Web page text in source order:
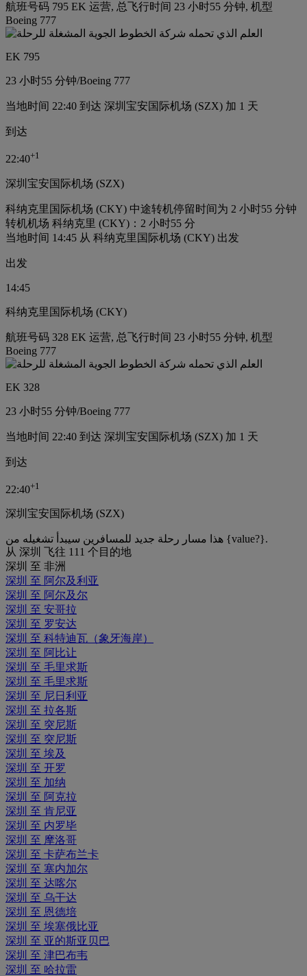
航班号码 795 EK 运营, 总飞行时间 23 小时55 分钟, 机型
Boeing 777
EK 795
23 小时55 分钟/Boeing 777
当地时间 22:40 到达 深圳宝安国际机场 (SZX) 加 1 天
到达
22:40+1
深圳宝安国际机场 (SZX)
科纳克里国际机场 (CKY) 中途转机停留时间为 2 小时55 分钟
转机机场 科纳克里 (CKY)：2 小时55 分
当地时间 14:45 从 科纳克里国际机场 (CKY) 出发
出发
14:45
科纳克里国际机场 (CKY)
航班号码 328 EK 运营, 总飞行时间 23 小时55 分钟, 机型
Boeing 777
EK 328
23 小时55 分钟/Boeing 777
当地时间 22:40 到达 深圳宝安国际机场 (SZX) 加 1 天
到达
22:40+1
深圳宝安国际机场 (SZX)
هذا مسار رحلة جديد للمسافرين سيبدأ تشغيله من {value?}.
从 深圳 飞往 111 个目的地
深圳 至 非洲
深圳 至 阿尔及利亚
深圳 至 阿尔及尔
深圳 至 安哥拉
深圳 至 罗安达
深圳 至 科特迪瓦（象牙海岸）
深圳 至 阿比让
深圳 至 毛里求斯
深圳 至 毛里求斯
深圳 至 尼日利亚
深圳 至 拉各斯
深圳 至 突尼斯
深圳 至 突尼斯
深圳 至 埃及
深圳 至 开罗
深圳 至 加纳
深圳 至 阿克拉
深圳 至 肯尼亚
深圳 至 内罗毕
深圳 至 摩洛哥
深圳 至 卡萨布兰卡
深圳 至 塞内加尔
深圳 至 达喀尔
深圳 至 乌干达
深圳 至 恩德培
深圳 至 埃塞俄比亚
深圳 至 亚的斯亚贝巴
深圳 至 津巴布韦
深圳 至 哈拉雷